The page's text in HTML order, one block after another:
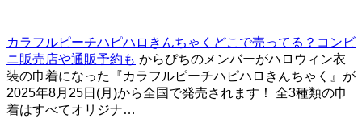
カラフルピーチハピハロきんちゃくどこで売ってる？コンビ
ニ販売店や通販予約も からぴちのメンバーがハロウィン衣
装の巾着になった『カラフルピーチハピハロきんちゃく』が
2025年8月25日(月)から全国で発売されます！ 全3種類の巾
着はすべてオリジナ…